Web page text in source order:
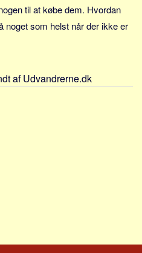
til at købe dem. Hvordan
noget som helst når der ikke er
af Udvandrerne.dk